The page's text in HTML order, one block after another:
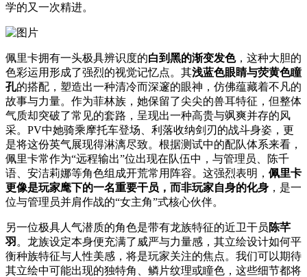
学的又一次精进。
佩里卡拥有一头极具辨识度的白到黑的渐变发色，这种大胆的
色彩运用形成了强烈的视觉记忆点。其浅蓝色眼睛与荧黄色瞳
孔的搭配，塑造出一种清冷而深邃的眼神，仿佛蕴藏着不凡的
故事与力量。作为菲林族，她保留了尖尖的兽耳特征，但整体
气质却突破了常见的套路，呈现出一种高贵与飒爽并存的风
采。PV中她骑乘摩托车登场、利落收纳剑刃的战斗身姿，更
是将这份英气展现得淋漓尽致。根据测试中的配队体系来看，
佩里卡常作为“远程输出”位出现在队伍中，与管理员、陈千
语、安洁莉娜等角色组成开荒常用阵容。这强烈表明， 佩里卡
更像是玩家麾下的一名重要干员，而非玩家自身的化身 ，是一
位与管理员并肩作战的“女主角”式核心伙伴。
另一位极具人气潜质的角色是带有龙族特征的近卫干员陈芊
羽 。龙族设定本身便充满了威严与力量感，其立绘设计如何平
衡种族特征与人性美感，将是玩家关注的焦点。我们可以期待
其立绘中可能出现的独特角、鳞片纹理或瞳色，这些细节都将